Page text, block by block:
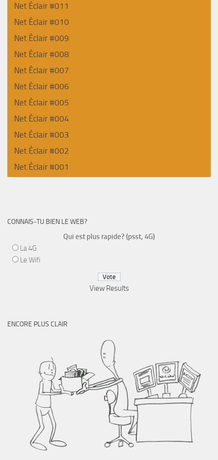
Net Éclair #011
Net Éclair #010
Net Éclair #009
Net Éclair #008
Net Éclair #007
Net Éclair #006
Net Éclair #005
Net Éclair #004
Net Éclair #003
Net Éclair #002
Net Éclair #001
CONNAIS-TU BIEN LE WEB?
Qui est plus rapide? (psst, 4G)
La 4G
Le Wifi
View Results
ENCORE PLUS CLAIR